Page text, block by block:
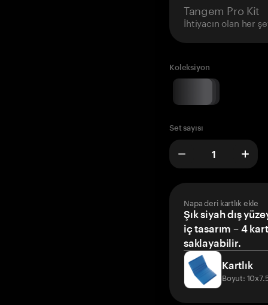
Tangem Pro Kit
İhtiyacın olan her
Koleksiyon
Set sayısı
Napa deri kartlık ekle
Şık siyah dış
iç tasarım – 4
saklayabilir.
Kartlık
Boyut: